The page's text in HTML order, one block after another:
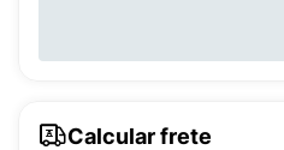
Calcular frete